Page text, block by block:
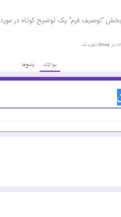
بخش "توصیف فرم" یک توضیح کوتاه در مورد